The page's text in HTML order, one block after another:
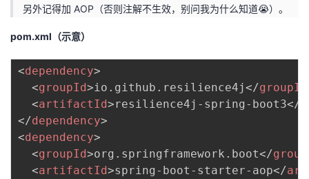
另外记得加 AOP（否则注解不生效，别问我为什么知道😭）。
pom.xml（示意）
<dependency>
<groupId>io.github.resilience4j </groupId
<artifactId>resilience4j-spring-boot3</
</dependency>
<dependency>
<groupId>org.springframework.boot</
<artifactId>spring-boot-starter-aop</